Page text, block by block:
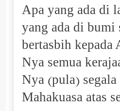
Apa yang ada di
yang ada di bumi
bertasbih
Nya semua
Nya (pula)
Mahakuasa atas